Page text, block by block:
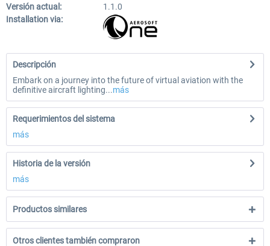
Versión actual:
1.1.0
Installation via:
Descripción
Embark on a journey into the future of virtual aviation with the
definitive aircraft lighting...más
Requerimientos del sistema
más
Historia de la versión
más
Productos similares
Otros clientes también compraron